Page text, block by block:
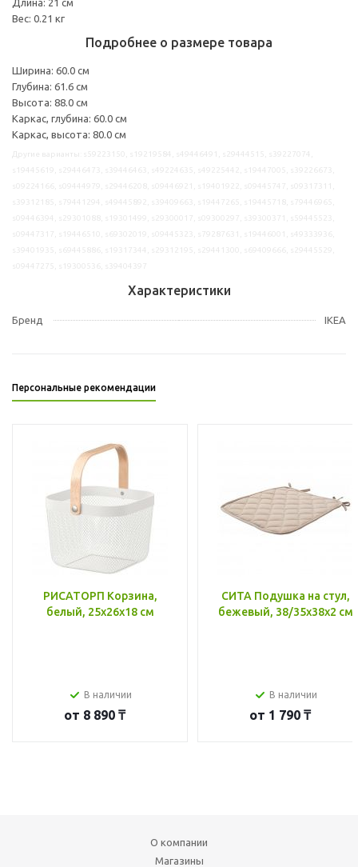
Вес: 0.21 кг
Подробнее о размере товара
Ширина: 60.0 см
Глубина: 61.6 см
Высота: 88.0 см
Каркас, глубина: 60.0 см
Каркас, высота: 80.0 см
Характеристики
Бренд IKEA
Персональные рекомендации
РИСАТОРП Корзина,
белый, 25x26x18 см
В наличии
от 8 890 ₸
СИТА Подушка на стул,
бежевый, 38/35x38x2 см
В наличии
от 1 790 ₸
О компании
Магазины